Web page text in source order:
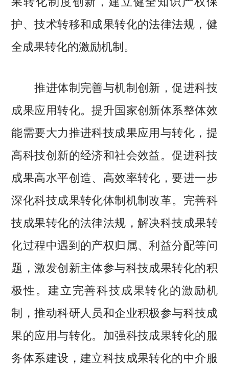
护、技术转移和成果转化的法律法规，健
全成果转化的激励机制。
推进体制完善与机制创新，促进科技
成果应用转化。提升国家创新体系整体效
能需要大力推进科技成果应用与转化，提
高科技创新的经济和社会效益。促进科技
成果高水平创造、高效率转化，要进一步
深化科技成果转化体制机制改革。完善科
技成果转化的法律法规，解决科技成果转
化过程中遇到的产权归属、利益分配等问
题，激发创新主体参与科技成果转化的积
极性。建立完善科技成果转化的激励机
制，推动科研人员和企业积极参与科技成
果的应用与转化。加强科技成果转化的服
务体系建设，建立科技成果转化的中介服